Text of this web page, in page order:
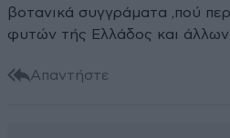
βοτανικά συγγράματα ,πού
φυτών τής Ελλάδος και
Απαντήστε